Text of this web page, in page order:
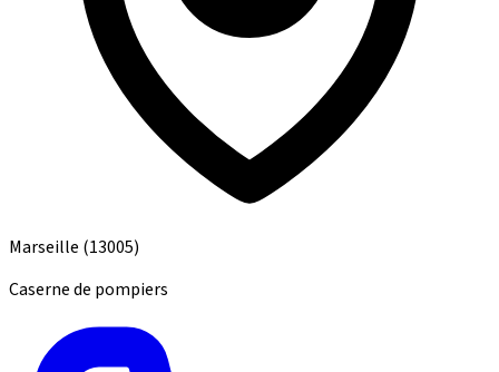
Marseille (13005)
Caserne de pompiers